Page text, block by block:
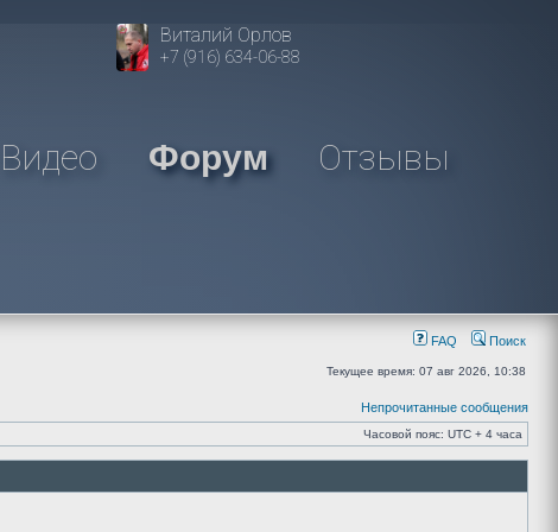
Виталий Орлов
+7 (916) 634-06-88
Видео Форум Отзывы
FAQ Поиск
Текущее время: 07 авг 2026, 10:38
Непрочитанные сообщения
Часовой пояс: UTC + 4 часа